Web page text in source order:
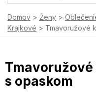
Domov Ženy
Krajkové
Tmavoružové
s opaskom